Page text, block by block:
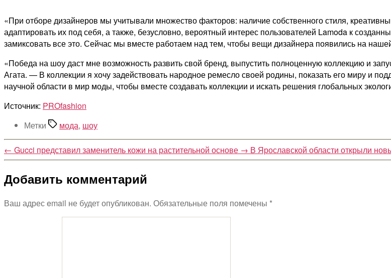
«При отборе дизайнеров мы учитывали множество факторов: наличие собственного стиля,
адаптировать их под себя, а также, безусловно, вероятный интерес пользователей Lamoda к
замиксовать все это. Сейчас мы вместе работаем над тем, чтобы вещи дизайнера появились на
«Победа на шоу даст мне возможность развить свой бренд, выпустить полноценную коллекцию и
Агата. — В коллекции я хочу задействовать народное ремесло своей родины, показать его миру и
научной области в мир моды, чтобы вместе создавать коллекции и искать решения глобальных
Источник: PROfashion
Метки
мода, шоу
← Gucci представил заменитель кожи на растительной основе → В Ярославской области открыли
Добавить комментарий
Ваш адрес email не будет опубликован. Обязательные поля помечены *